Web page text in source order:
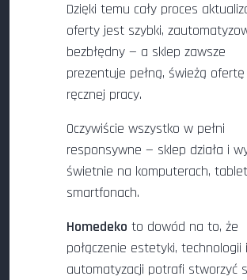
Dzięki temu cały proces
oferty jest szybki,
bezbłędny — a sklep zawsze
prezentuje pełną, świeżą
ręcznej pracy.
Oczywiście wszystko w pełni
responsywne — sklep działa i
świetnie na komputerach,
smartfonach.
Homedeko to dowód na to, że
połączenie estetyki, technologii i
automatyzacji potrafi stworzyć